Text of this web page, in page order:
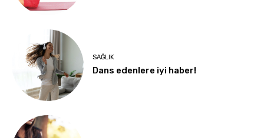
SAĞLIK
Dans edenlere iyi haber!